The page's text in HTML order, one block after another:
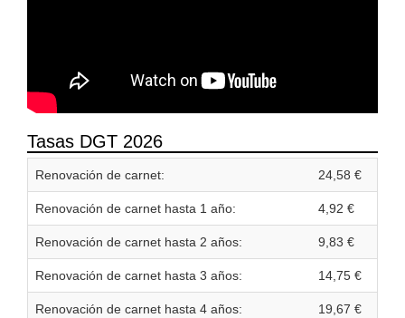
Tasas DGT 2026
Renovación de carnet: 24,58 €
Renovación de carnet hasta 1 año: 4,92 €
Renovación de carnet hasta 2 años: 9,83 €
Renovación de carnet hasta 3 años: 14,75 €
Renovación de carnet hasta 4 años: 19,67 €